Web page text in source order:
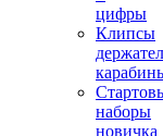
цифры
Клипсы
наборы
новичка